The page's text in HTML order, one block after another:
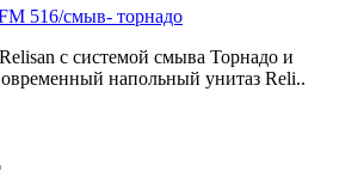
516/смыв- торнадо
с системой смыва Торнадо и
напольный унитаз Reli..